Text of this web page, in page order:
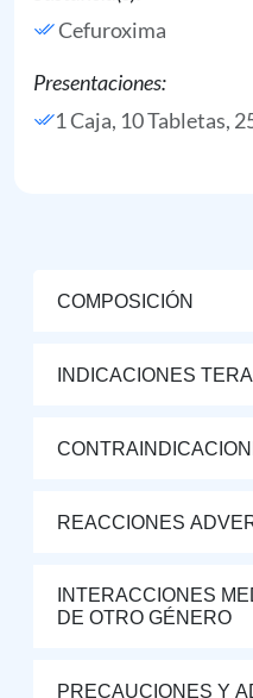
Cefuroxima
Presentaciones:
1 Caja, 10 Tabletas,
COMPOSICIÓN
INDICACIONES
REACCIONES
INTERACCIONES
DE OTRO GÉNERO
PRECAUCIONES Y